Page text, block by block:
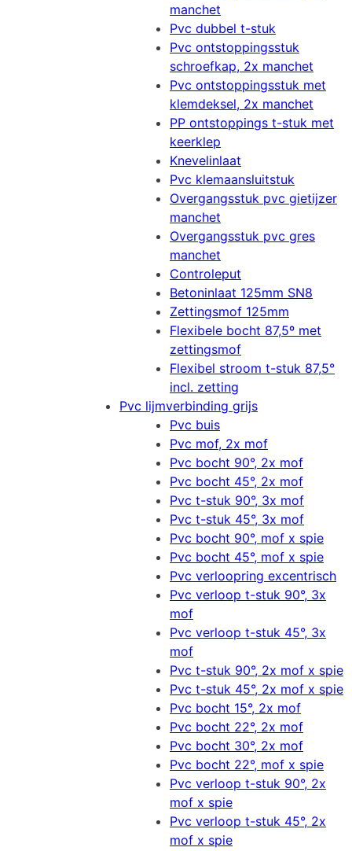
manchet
Pvc dubbel t-stuk
Pvc ontstoppingsstuk
schroefkap, 2x manchet
Pvc ontstoppingsstuk met
klemdeksel, 2x manchet
PP ontstoppings t-stuk met
keerklep
Knevelinlaat
Pvc klemaansluitstuk
Overgangsstuk pvc gietijzer
manchet
Overgangsstuk pvc gres
manchet
Controleput
Betoninlaat 125mm SN8
Zettingsmof 125mm
Flexibele bocht 87,5º met
zettingsmof
Flexibel stroom t-stuk 87,5°
incl. zetting
Pvc lijmverbinding grijs
Pvc buis
Pvc mof, 2x mof
Pvc bocht 90°, 2x mof
Pvc bocht 45°, 2x mof
Pvc t-stuk 90°, 3x mof
Pvc t-stuk 45°, 3x mof
Pvc bocht 90°, mof x spie
Pvc bocht 45°, mof x spie
Pvc verloopring excentrisch
Pvc verloop t-stuk 90°, 3x
mof
Pvc verloop t-stuk 45°, 3x
mof
Pvc t-stuk 90°, 2x mof x spie
Pvc t-stuk 45°, 2x mof x spie
Pvc bocht 15°, 2x mof
Pvc bocht 22°, 2x mof
Pvc bocht 30°, 2x mof
Pvc bocht 22°, mof x spie
Pvc verloop t-stuk 90°, 2x
mof x spie
Pvc verloop t-stuk 45°, 2x
mof x spie